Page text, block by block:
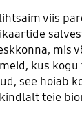
viis
mis
kus
see hoiab
teie